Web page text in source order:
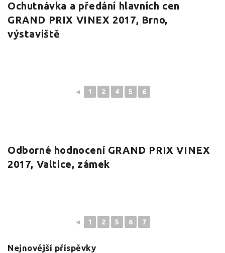
Ochutnávka a předání hlavních cen
GRAND PRIX VINEX 2017, Brno,
výstaviště
◄ 1 2 4 5 6
Odborné hodnocení GRAND PRIX VINEX
2017, Valtice, zámek
◄ 1 2 5 6 7
Nejnovější příspěvky